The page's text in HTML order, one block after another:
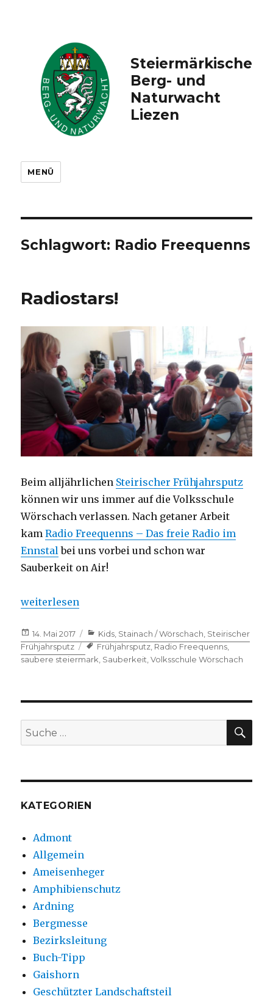
Steiermärkische
Berg- und
Naturwacht
Liezen
MENÜ
Schlagwort: Radio Freequenns
Radiostars!
Beim alljährlichen Steirischer Frühjahrsputz
können wir uns immer auf die Volksschule
Wörschach verlassen. Nach getaner Arbeit
kamRadio Freequenns – Das freie Radio im
Ennstalbei uns vorbei und schon war
Sauberkeit on Air!
„Radiostars!“
weiterlesen
Veröffentlicht
am
14. Mai 2017 Kategorien
Kids, Stainach / Wörschach, Steirischer
Frühjahrsputz
TagsFrühjahrsputz, Radio Freequenns,
saubere steiermark, Sauberkeit,Volksschule Wörschach
Suche
nach:
KATEGORIEN
Admont
Allgemein
Ameisenheger
Amphibienschutz
Ardning
Bergmesse
Bezirksleitung
Buch-Tipp
Gaishorn
Geschützter Landschaftsteil